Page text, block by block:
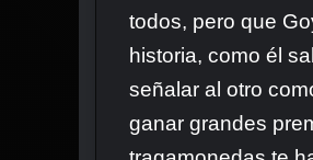
todos, pero que
historia, como él
señalar al otro
ganar grandes